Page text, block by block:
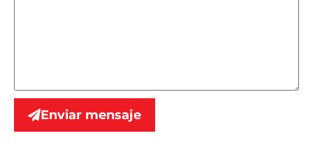
Enviar mensaje